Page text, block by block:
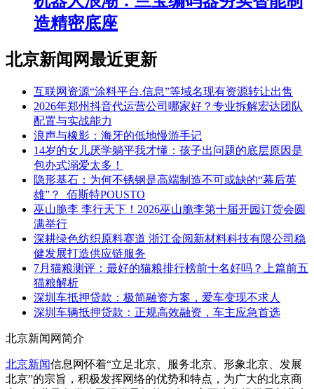
造精密底座
北京新闻网最近更新
互联网资源“涂料平台.信息”等域名现有资源转让出售
2026年郑州抖音代运营公司哪家好？专业拆解宏达团队
配置与实战能力
浪声与橡影：海牙的低地慢游手记
14岁的女儿厌学躺平我才懂：孩子出问题的底层原因是
包办式溺爱太多！
隐形基石：为何不锈钢是高端制造不可或缺的“幕后英
雄”？_佰斯特POUSTO
巫山脆李 李行天下！2026巫山脆李第十届开园订货会圆
满举行
深耕绿色纺织原料赛道 浙江金阅新材料科技有限公司稳
健发展打造供应链服务
7月猫粮测评：最好的猫粮排行榜前十名好吗？上篇前五
猫粮解析
深圳车抵押贷款：极简融资方案，爱车变现不求人
深圳车辆抵押贷款：正规高效融资，车主应急首选
北京新闻网简介
北京新闻信息网怀着“立足北京、服务北京、形象北京、发展
北京”的宗旨，积极发挥网络的优势和特点，为广大的北京商